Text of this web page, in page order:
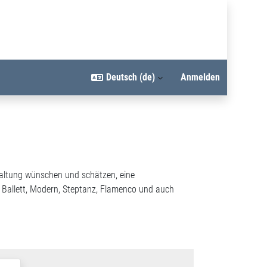
Deutsch ‎(de)‎ Anmelden
wünschen und schätzen, eine
Modern, Steptanz, Flamenco und auch